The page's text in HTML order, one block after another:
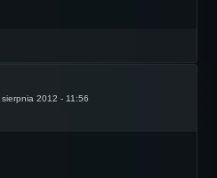
2012 - 11:56